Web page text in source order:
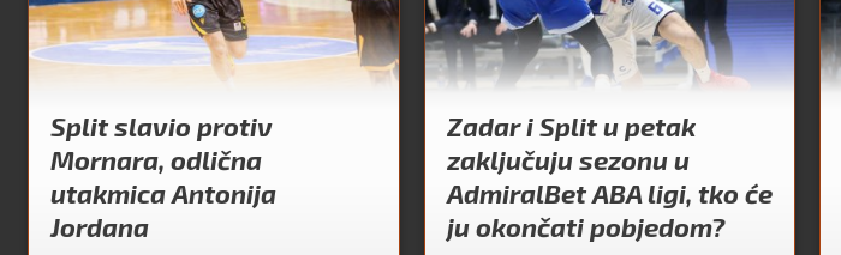
Split slavio protiv
Mornara, odlična
utakmica Antonija
Jordana
Zadar i Split u petak
zaključuju sezonu u
AdmiralBet ABA ligi, tko će
ju okončati pobjedom?